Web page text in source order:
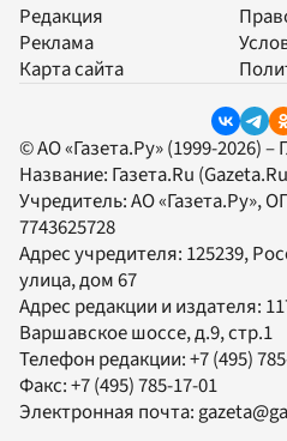
Редакция
Реклама
Карта сайта
© АО «Газета.Ру» (1999-2026)
Название: Газета.Ru
Учредитель:АО «Газета.Ру»,
7743625728
Адрес учредителя: 125239,
улица, дом 67
Адрес редакции и издателя:
Варшавское шоссе, д.9, стр.1
Телефон редакции:+7 (495)
Факс:+7 (495) 785-17-01
Электронная почта: